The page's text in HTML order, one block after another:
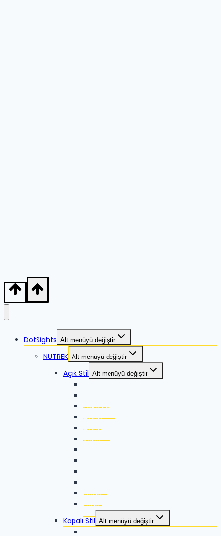
DotSights Alt menüyü değiştir
NUTREK Alt menüyü değiştir
Açık Stil Alt menüyü değiştir
Zikka SE
Zikka Plus
Alpha
Alpha-X
Xeed
Xeed G2
Thunder G2
Pallas
Jaguar
Blade
Edge
Kapalı Stil Alt menüyü değiştir